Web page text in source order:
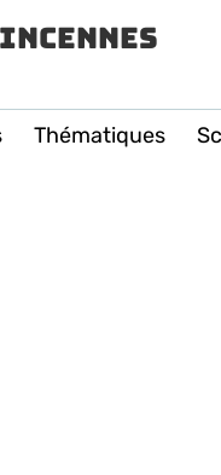
Thématiques